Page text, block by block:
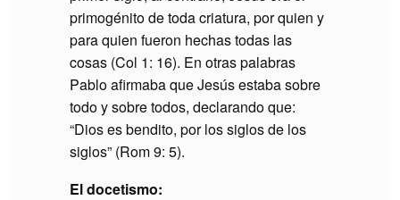
primogénito de toda criatura, por quien y
para quien fueron hechas todas las
cosas (Col 1: 16). En otras palabras
Pablo afirmaba que Jesús estaba sobre
todo y sobre todos, declarando que:
“Dios es bendito, por los siglos de los
siglos” (Rom 9: 5).
El docetismo: